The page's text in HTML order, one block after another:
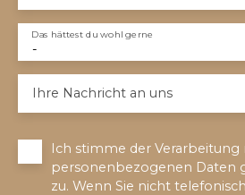
-
Das hättest du wohl gerne
Ihre Nachricht an uns
Ich stimme der Verarbeitung
personenbezogenen Daten
zu. Wenn Sie nicht